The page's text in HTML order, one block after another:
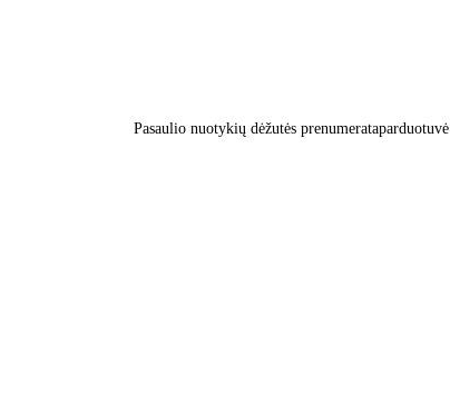
Pasaulio nuotykių dėžutės prenumerataparduotuvė